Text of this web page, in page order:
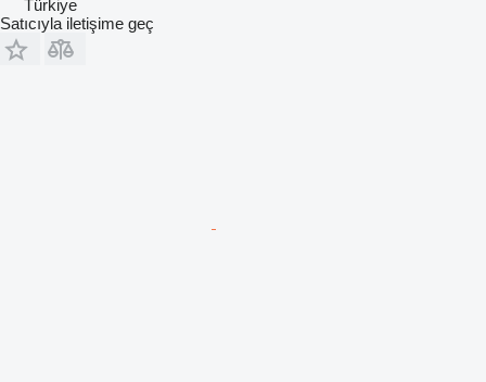
Türkiye
Satıcıyla iletişime geç